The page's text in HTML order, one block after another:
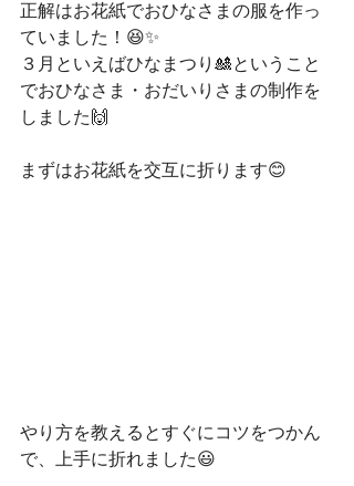
正解はお花紙でおひなさまの服を作っ
ていました！😆✨
３月といえばひなまつり🎎ということ
でおひなさま・おだいりさまの制作を
しました🙌
まずはお花紙を交互に折ります😊
やり方を教えるとすぐにコツをつかん
で、上手に折れました😃